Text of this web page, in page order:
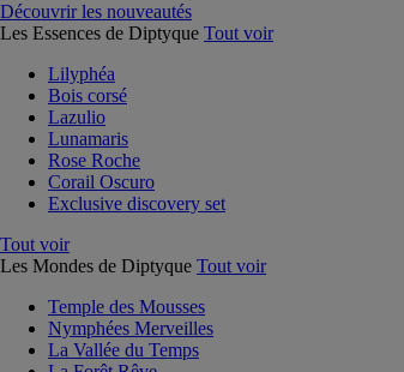
Découvrir les nouveautés
Les Essences de Diptyque Tout voir
Lilyphéa
Bois corsé
Lazulio
Lunamaris
Rose Roche
Corail Oscuro
Exclusive discovery set
Tout voir
Les Mondes de Diptyque Tout voir
Temple des Mousses
Nymphées Merveilles
La Vallée du Temps